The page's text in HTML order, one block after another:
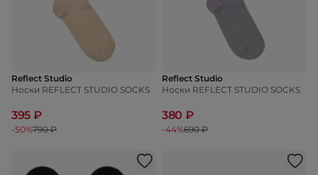
Reflect Studio
Носки REFLECT STUDIO SOCKS
395 ₽
-50%790 ₽
Reflect Studio
Носки REFLECT STUDIO SOCKS
380 ₽
-44%690 ₽